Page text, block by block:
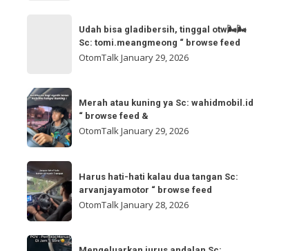
akmschooldrive_cikarang
&
follow
gladibersih,
otw
🌬
🌬
Sc:
“
browse
feed
Udah bisa gladibersih, tinggal otw🌬🌬
Sc: tomi.meangmeong “ browse feed
OtomTalkJanuary 29, 2026
Merah
atau
kuning
ya
Sc:
wahidmobil.id
“
browse
Merah atau kuning ya Sc: wahidmobil.id
“ browse feed &
OtomTalkJanuary 29, 2026
Harus
hati-
hati
kalau
dua
Harus hati-hati kalau dua tangan Sc:
arvanjayamotor “ browse feed
OtomTalkJanuary 28, 2026
Mengeluarkan